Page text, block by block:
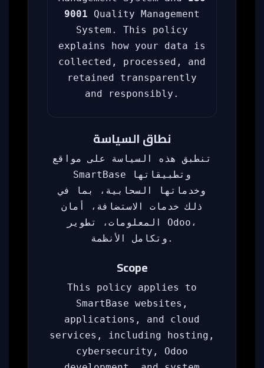
9001 Quality Management
System. This policy
explains how your data is
collected, processed, and
retained transparently
and responsibly.
نطاق السياسة
تنطبق هذه السياسة على مواقع
SmartBase وتطبيقاتها
وخدماتها السحابية، بما في
ذلك خدمات الاستضافة، أمان
المعلومات، تطوير Odoo،
وتكامل الأنظمة.
Scope
This policy applies to
SmartBase websites,
applications, and cloud
services, including hosting,
cybersecurity, Odoo